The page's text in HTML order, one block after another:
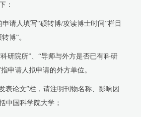
：
申请人填写“硕转博/攻读博士时间”栏目
转博”。
科研院所” “导师与外方是否已有科研
指申请人拟申请的外方单位。
表论文”栏，请注明刊物名称、影响因
中国科学院大学；